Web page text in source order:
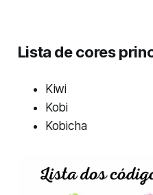
Lista de cores
Kiwi
Kobi
Kobicha